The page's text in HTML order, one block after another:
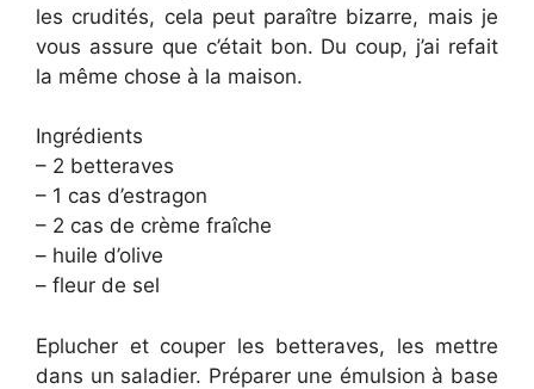
les crudités, cela peut paraître bizarre, mais je
vous assure que c’était bon. Du coup, j’ai refait
la même chose à la maison.
Ingrédients
– 2 betteraves
– 1 cas d’estragon
– 2 cas de crème fraîche
– huile d’olive
– fleur de sel
Eplucher et couper les betteraves, les mettre
dans un saladier. Préparer une émulsion à base